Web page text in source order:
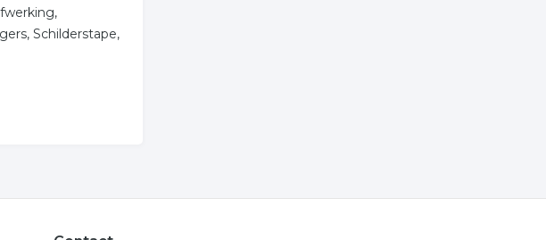
Schilderstape,